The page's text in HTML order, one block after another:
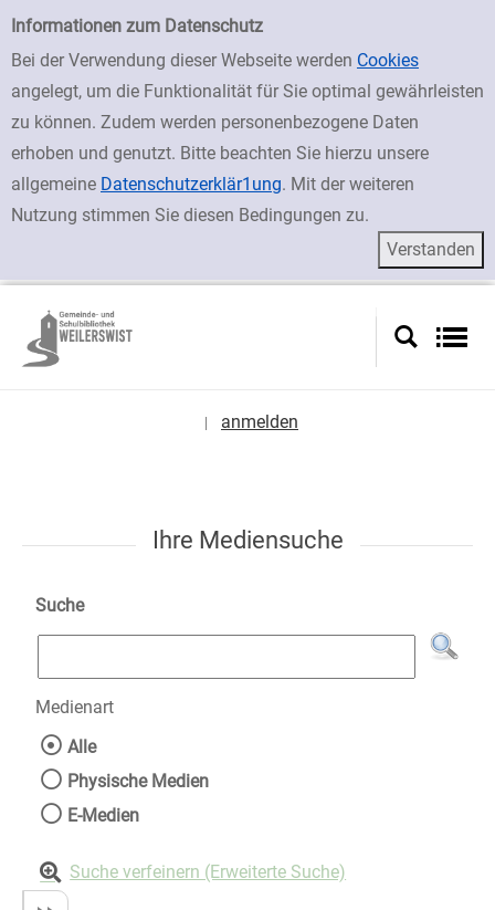
Einfache Suche
Informationen zum Datenschutz
Bei der Verwendung dieser Webseite werden Cookies
angelegt, um die Funktionalität für Sie optimal gewährleisten
zu können. Zudem werden personenbezogene Daten
erhoben und genutzt. Bitte beachten Sie hierzu unsere
allgemeine Datenschutzerklär1ung. Mit der weiteren
Nutzung stimmen Sie diesen Bedingungen zu.
zur Navigation springen
zum Inhalt springen
Zu den Suchfiltern springen
Zur Trefferliste springen
anmelden
Ihre Mediensuche
Suche
Medienart
Wählen Sie die Medienart nach der Sie
Alle
Physische Medien
E-Medien
Suche verfeinern (Erweiterte Suche)